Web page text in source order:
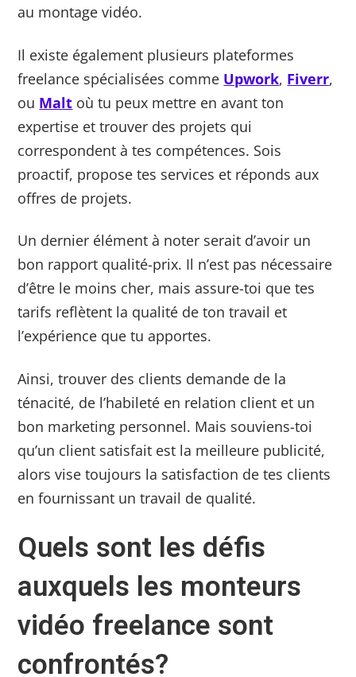
au montage vidéo.
Il existe également plusieurs plateformes
freelance spécialisées comme Upwork, Fiverr,
ou Malt où tu peux mettre en avant ton
expertise et trouver des projets qui
correspondent à tes compétences. Sois
proactif, propose tes services et réponds aux
offres de projets.
Un dernier élément à noter serait d’avoir un
bon rapport qualité-prix. Il n’est pas nécessaire
d’être le moins cher, mais assure-toi que tes
tarifs reflètent la qualité de ton travail et
l’expérience que tu apportes.
Ainsi, trouver des clients demande de la
ténacité, de l’habileté en relation client et un
bon marketing personnel. Mais souviens-toi
qu’un client satisfait est la meilleure publicité,
alors vise toujours la satisfaction de tes clients
en fournissant un travail de qualité.
Quels sont les défis
auxquels les monteurs
vidéo freelance sont
confrontés?